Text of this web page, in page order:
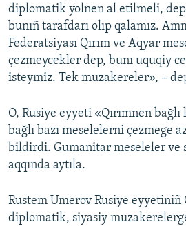
diplomatik yolnen al etilmeli,
bunıñ tarafdarı olıp qalamız.
Federatsiyası Qırım ve Aqyar
çezmeycekler dep, bunı uquqiy
isteymiz. Tek muzakereler», –
O, Rusiye eyyeti «Qırımnen
bağlı bazı meselelerni çezmege
bildirdi. Gumanitar meseleler ve
aqqında aytıla.
Rustem Umerov Rusiye eyyetiniñ
diplomatik, siyasiy muzakerelerge